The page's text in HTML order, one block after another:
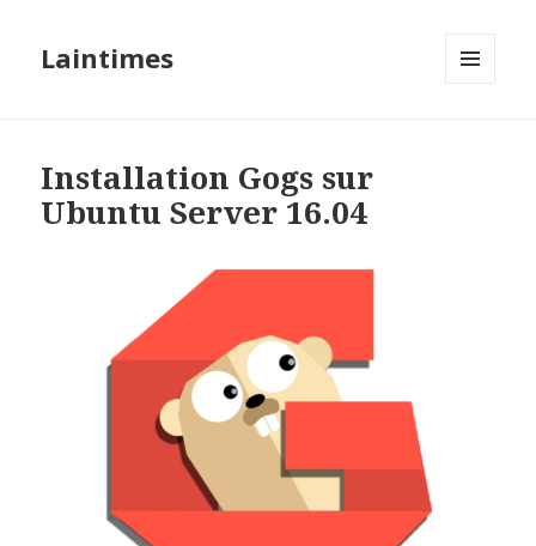
Laintimes
Installation Gogs sur
Ubuntu Server 16.04